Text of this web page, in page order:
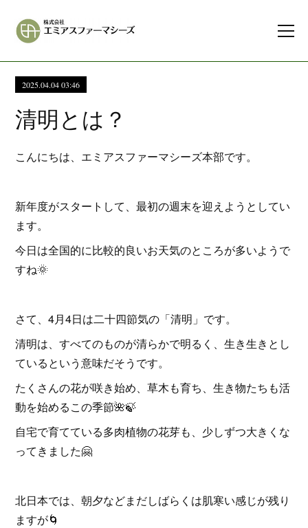
2025.04.04 03:46
清明とは？
こんにちは、エミアスファーマシーズ本部です。
新年度がスタートして、最初の週末を迎えようとしてい
ます。
今日は全国的に比較的良いお天気のところが多いようで
すね🌞
さて、4月4日は二十四節気の「清明」です。
清明は、すべてのものが清らかで明るく、生き生きとし
ているという意味だそうです。
たくさんの花が咲き始め、草木も育ち、生き物たちも活
動を始めるこの季節🌺🍃
自宅で育てている多肉植物の花芽も、少しずつ大きくな
ってきました🤗
北日本では、朝夕などまだしばらくは肌寒い感じが残り
ますが🌀